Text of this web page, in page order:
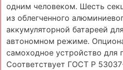
одним человеком. Шесть
из облегченного
аккумуляторной батареей
автономном режиме.
самоходное устройство для
Соответствует ГОСТ Р